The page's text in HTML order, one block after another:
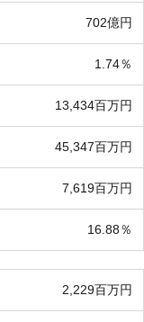
702億円
1.74％
13,434百万円
45,347百万円
7,619百万円
16.88％
2,229百万円